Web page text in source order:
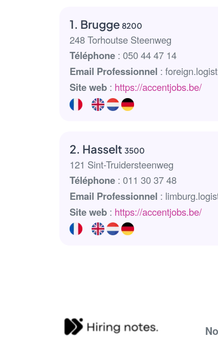
1. Brugge 8200
248 Torhoutse Steenweg
Téléphone: 050 44 47 14
Email Professionnel :
Site web: https://accentjobs.be/
2. Hasselt 3500
121 Sint-Truidersteenweg
Téléphone: 011 30 37 48
Email Professionnel :
Site web: https://accentjobs.be/